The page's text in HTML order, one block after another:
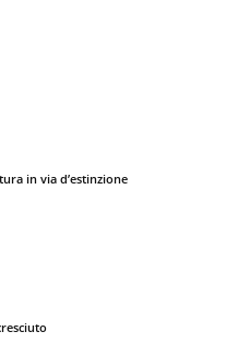
in via d’estinzione